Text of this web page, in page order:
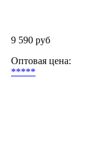
9 590 руб
Оптовая цена:
*****